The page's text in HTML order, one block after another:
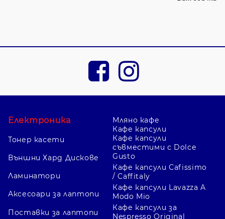
Електроника
Тонер касети
Външни Хард Дискове
Ламинатори
Аксесоари за лаптопи
Поставки за лаптопи
Мляно кафе
Кафе капсули
Кафе капсули
съвместими с Dolce
Gusto
Кафе капсули Cafissimo
/ Caffitaly
Кафе капсули Lavazza A
Modo Mio
Кафе капсули за
Nespresso Original